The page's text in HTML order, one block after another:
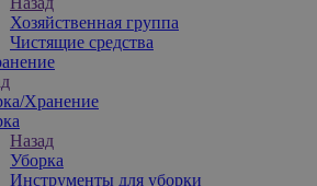
Хозяйственная группа
Чистящие средства
Хранение
Назад
Уборка
Инструменты для уборки